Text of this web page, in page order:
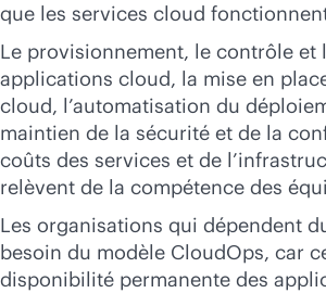
que les services cloud
Le provisionnement, le contrôle et
applications cloud, la mise en
cloud, l’automatisation du
maintien de la sécurité et de la
coûts des services et de
relèvent de la compétence des
Les organisations qui dépendent
besoin du modèle CloudOps, car
disponibilité permanente des